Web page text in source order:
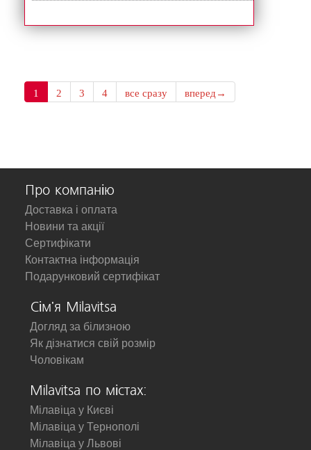
1 2 3 4 все сразу вперед→
Про компанію
Доставка і оплата
Новини та акції
Сертифікати
Контактна інформація
Подарунковий сертифікат
Сім'я Milavitsa
Догляд за білизною
Як дізнатися свій розмір
Чоловікам
Milavitsa по містах:
Мілавіца у Києві
Мілавіца у Тернополі
Мілавіца у Львові